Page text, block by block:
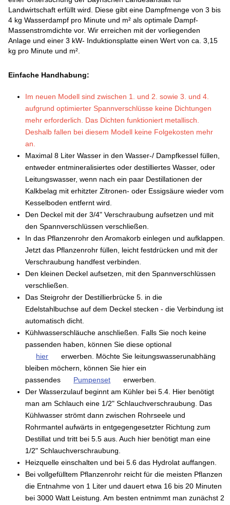
Landwirtschaft erfüllt wird. Diese gibt eine Dampfmenge von 3 bis
4 kg Wasserdampf pro Minute und m² als optimale Dampf-
Massenstromdichte vor. Wir erreichen mit der vorliegenden
Anlage und einer 3 kW- Induktionsplatte einen Wert von ca. 3,15
kg pro Minute und m².
Einfache Handhabung:
Im neuen Modell sind zwischen 1. und 2. sowie 3. und 4.
aufgrund optimierter Spannverschlüsse keine Dichtungen
mehr erforderlich. Das Dichten funktioniert metallisch.
Deshalb fallen bei diesem Modell keine Folgekosten mehr
an.
Maximal 8 Liter Wasser in den Wasser-/ Dampfkessel füllen,
entweder entmineralisiertes oder destilliertes Wasser, oder
Leitungswasser, wenn nach ein paar Destillationen der
Kalkbelag mit erhitzter Zitronen- oder Essigsäure wieder vom
Kesselboden entfernt wird.
Den Deckel mit der 3/4" Verschraubung aufsetzen und mit
den Spannverschlüssen verschließen.
In das Pflanzenrohr den Aromakorb einlegen und aufklappen.
Jetzt das Pflanzenrohr füllen, leicht festdrücken und mit der
Verschraubung handfest verbinden.
Den kleinen Deckel aufsetzen, mit den Spannverschlüssen
verschließen.
Das Steigrohr der Destillierbrücke 5. in die
Edelstahlbuchse auf dem Deckel stecken - die Verbindung ist
automatisch dicht.
Kühlwasserschläuche anschließen. Falls Sie noch keine
passenden haben, können Sie diese optional
hier
erwerben. Möchte Sie leitungswasserunabhäng
bleiben möchern, können Sie hier ein
passendes
Pumpenset
erwerben.
Der Wasserzulauf beginnt am Kühler bei 5.4. Hier benötigt
man am Schlauch eine 1/2" Schlauchverschraubung. Das
Kühlwasser strömt dann zwischen Rohrseele und
Rohrmantel aufwärts in entgegengesetzter Richtung zum
Destillat und tritt bei 5.5 aus. Auch hier benötigt man eine
1/2" Schlauchverschraubung.
Heizquelle einschalten und bei 5.6 das Hydrolat auffangen.
Bei vollgefülltem Pflanzenrohr reicht für die meisten Pflanzen
die Entnahme von 1 Liter und dauert etwa 16 bis 20 Minuten
bei 3000 Watt Leistung. Am besten entnimmt man zunächst 2